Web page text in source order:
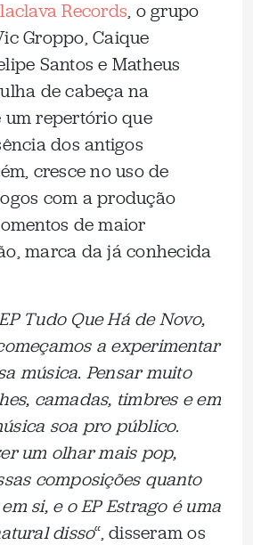
Records, o grupo
Groppo, Caique
Santos e Matheus
de cabeça na
um repertório que
dos antigos
cresce no uso de
com a produção
de maior
marca da já conhecida
Tudo Que Há de Novo,
a experimentar
música. Pensar muito
camadas, timbres e em
soa pro público.
um olhar mais pop,
composições quanto
si, e o EP Estrago é uma
disso“, disseram os